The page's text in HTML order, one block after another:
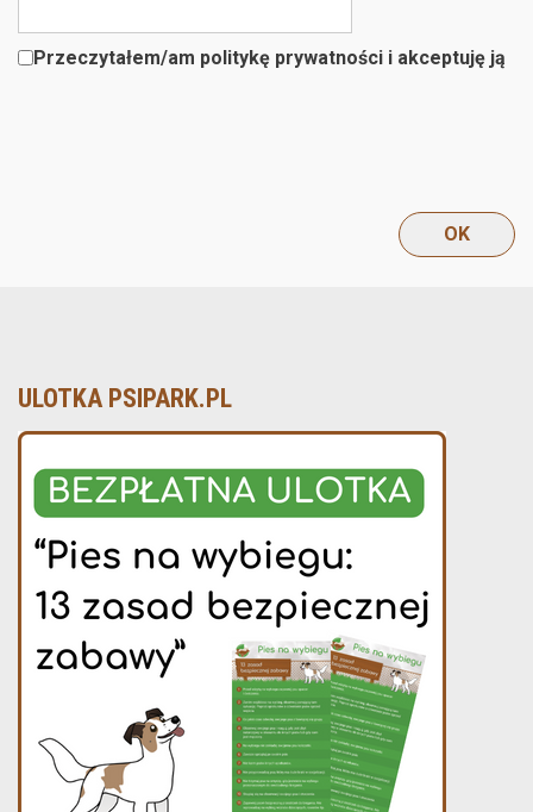
Przeczytałem/am politykę prywatności i akceptuję ją
ULOTKA PSIPARK.PL